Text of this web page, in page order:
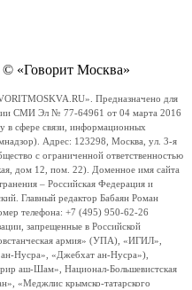
«Говорит Москва»
Предназначено для
СМИ Эл № 77-64961 от 04 марта 2016
в сфере связи, информационных
Адрес: 123298, Москва, ул. 3-я
с ограниченной ответственностью
дом 12, пом. 22). Доменное имя сайта
– Российская Федерация и
Главный редактор Бабаян Роман
телефона: +7 (495) 950-62-26
запрещенные в Российской
армия» (УПА), «ИГИЛ»,
Нусра», «Джебхат ан-Нусра»),
аш-Шам», Национал-Большевистская
«Меджлис крымско-татарского